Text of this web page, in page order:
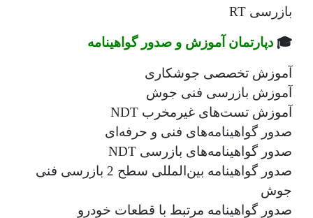
بازرسی RT
🎓 دپارتمان آموزش و صدور گواهینامه
آموزش تخصصی جوشکاری
آموزش بازرسی فنی جوش
آموزش تست‌های غیرمخرب NDT
صدور گواهینامه‌های فنی و حرفه‌ای
صدور گواهینامه‌های بازرسی NDT
صدور گواهینامه بین‌المللی سطح 2 بازرسی فنی
جوش
صدور گواهینامه مرتبط با قطعات خودرو